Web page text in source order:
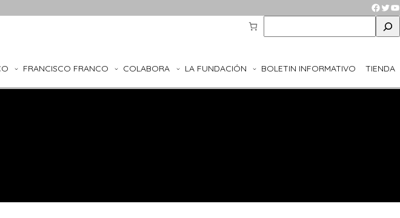
e
r
FRANCISCO FRANCO COLABORA LA FUNDACIÓN BOLETIN INFORMATIVO TIENDA